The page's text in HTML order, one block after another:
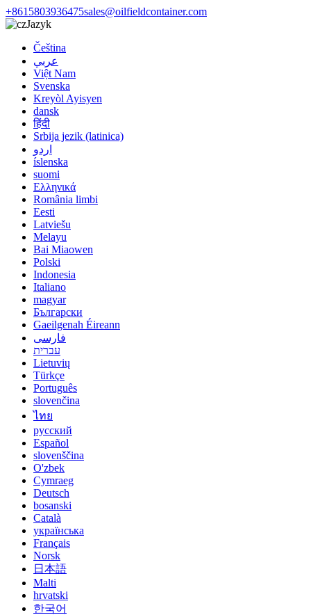
+8615803936475sales@oilfieldcontainer.com
Jazyk
Čeština
عربي
Việt Nam
Svenska
Kreyòl Ayisyen
dansk
हिंदी
Srbija jezik (latinica)
اردو
íslenska
suomi
Ελληνικά
România limbi
Eesti
Latviešu
Melayu
Bai Miaowen
Polski
Indonesia
Italiano
magyar
Български
Gaeilgenah Éireann
فارسی
עברית
Lietuvių
Türkçe
Português
slovenčina
ไทย
русский
Español
slovenščina
O'zbek
Cymraeg
Deutsch
bosanski
Català
українська
Français
Norsk
日本語
Malti
hrvatski
한국어